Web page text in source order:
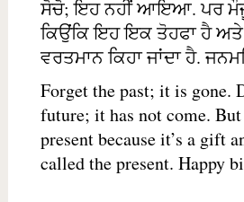
ਸੋਚੋ; ਇਹ ਨਹੀਂ ਆਇਆ. ਪਰ
ਕਿਉਂਕਿ ਇਹ ਇਕ ਤੋਹਫਾ ਹੈ
ਵਰਤਮਾਨ ਕਿਹਾ ਜਾਂਦਾ ਹੈ.
Forget the past; it is gone.
future; it has not come.
present because it’s a gift
called the present. Happy